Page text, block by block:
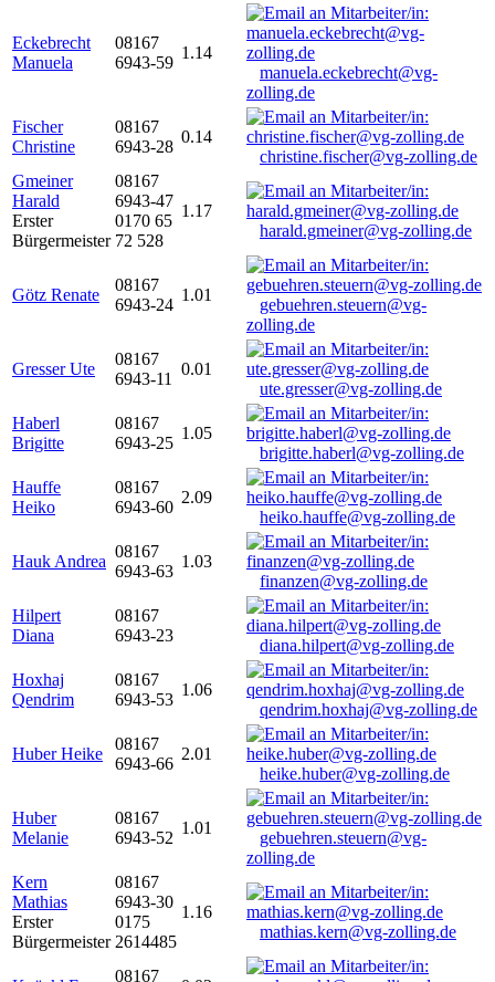
Eckebrecht
Manuela
08167
6943-59
1.14
manuela.eckebrecht@vg-
zolling.de
Fischer
Christine
08167
6943-28
0.14
christine.fischer@vg-zolling.de
Gmeiner
Harald
Erster
Bürgermeister
08167
6943-47
0170 65
72 528
1.17
harald.gmeiner@vg-zolling.de
Götz Renate
08167
6943-24
1.01
gebuehren.steuern@vg-
zolling.de
Gresser Ute
08167
6943-11
0.01
ute.gresser@vg-zolling.de
Haberl
Brigitte
08167
6943-25
1.05
brigitte.haberl@vg-zolling.de
Hauffe
Heiko
08167
6943-60
2.09
heiko.hauffe@vg-zolling.de
Hauk Andrea
08167
6943-63
1.03
finanzen@vg-zolling.de
Hilpert
Diana
08167
6943-23
diana.hilpert@vg-zolling.de
Hoxhaj
Qendrim
08167
6943-53
1.06
qendrim.hoxhaj@vg-zolling.de
Huber Heike
08167
6943-66
2.01
heike.huber@vg-zolling.de
Huber
Melanie
08167
6943-52
1.01
gebuehren.steuern@vg-
zolling.de
Kern
Mathias
Erster
Bürgermeister
08167
6943-30
0175
2614485
1.16
mathias.kern@vg-zolling.de
08167